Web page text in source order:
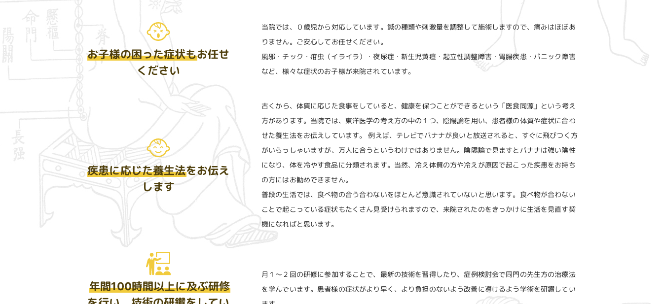
お子様の困った症状もお任せ
ください
当院では、０歳児から対応しています。鍼の種類や刺激量を調整して施術しますので、痛みはほぼあ
りません。ご安心してお任せください。
風邪・チック・疳虫（イライラ）・夜尿症・新生児黄疸・起立性調整障害・胃腸疾患・パニック障害
など、様々な症状のお子様が来院されています。
疾患に応じた養生法をお伝え
します
古くから、体質に応じた食事をしていると、健康を保つことができるという「医食同源」という考え
方があります。当院では、東洋医学の考え方の中の１つ、陰陽論を用い、患者様の体質や症状に合わ
せた養生法をお伝えしています。 例えば、テレビでバナナが良いと放送されると、すぐに飛びつく方
がいらっしゃいますが、万人に合うというわけではありません。陰陽論で見ますとバナナは強い陰性
になり、体を冷やす食品に分類されます。当然、冷え体質の方や冷えが原因で起こった疾患をお持ち
の方にはお勧めできません。
普段の生活では、食べ物の合う合わないをほとんど意識されていないと思います。食べ物が合わない
ことで起こっている症状もたくさん見受けられますので、来院されたのをきっかけに生活を見直す契
機になればと思います。
年間100時間以上に及ぶ研修
月１～２回の研修に参加することで、最新の技術を習得したり、症例検討会で同門の先生方の治療法
を学んでいます。患者様の症状がより早く、より負担のないよう改善に導けるよう学術を研鑽してい